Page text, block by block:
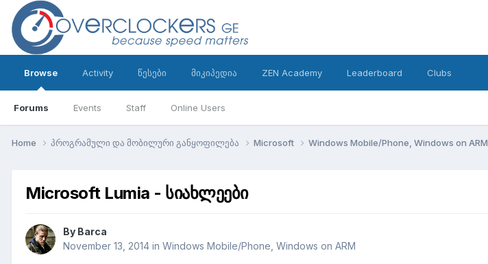
Browse
Forums Events Staff Online Users
Activity წესები მიკიპედია ZEN Academy Leaderboard Clubs
Home პროგრამული და მობილური განყოფილება Microsoft Windows Mobile/Phone, Windows on ARM
Microsoft Lumia - სიახლეები
By Barca
November 13, 2014 in Windows Mobile/Phone, Windows on ARM